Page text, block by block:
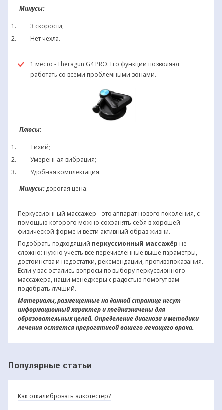
Минусы:
3 скорости;
Нет чехла.
1 место - Theragun G4 PRO. Его функции позволяют
работать со всеми проблемными зонами.
Плюсы:
Тихий;
Умеренная вибрация;
Удобная комплектация.
Минусы:дорогая цена.
Перкуссионный массажер – это аппарат нового поколения, с
помощью которого можно сохранять себя в хорошей
физической форме и вести активный образ жизни.
Подобрать подходящий перкуссионный массажёр не
сложно: нужно учесть все перечисленные выше параметры,
достоинства и недостатки, рекомендации, противопоказания.
Если у вас остались вопросы по выбору перкуссионного
массажера, наши менеджеры с радостью помогут вам
подобрать лучший.
Материалы, размещенные на данной странице несут
информационный характер и предназначены для
образовательных целей. Определение диагноза и методики
лечения остается прерогативой вашего лечащего врача.
Популярные статьи
Как откалибровать алкотестер?